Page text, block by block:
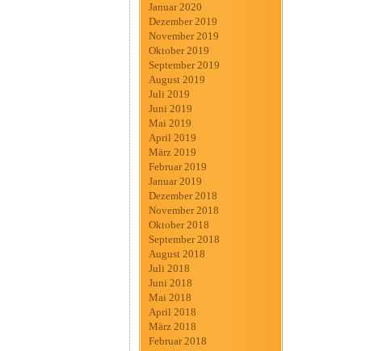
Januar 2020
Dezember 2019
November 2019
Oktober 2019
September 2019
August 2019
Juli 2019
Juni 2019
Mai 2019
April 2019
März 2019
Februar 2019
Januar 2019
Dezember 2018
November 2018
Oktober 2018
September 2018
August 2018
Juli 2018
Juni 2018
Mai 2018
April 2018
März 2018
Februar 2018